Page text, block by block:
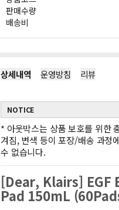
판매수량
배송비
상세내역 운영방침 리뷰
NOTICE
* 아웃박스는 상품 보호를 위한
겨짐, 변색 등이 포장/배송 과정
수 없습니다.
[Dear, Klairs]
Pad 150mL